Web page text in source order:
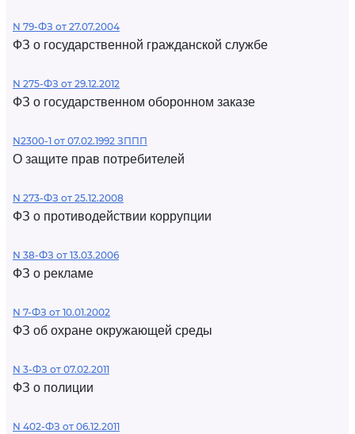
N 79-ФЗ от 27.07.2004
ФЗ о государственной гражданской службе
N 275-ФЗ от 29.12.2012
ФЗ о государственном оборонном заказе
N2300-1 от 07.02.1992 ЗППП
О защите прав потребителей
N 273-ФЗ от 25.12.2008
ФЗ о противодействии коррупции
N 38-ФЗ от 13.03.2006
ФЗ о рекламе
N 7-ФЗ от 10.01.2002
ФЗ об охране окружающей среды
N 3-ФЗ от 07.02.2011
ФЗ о полиции
N 402-ФЗ от 06.12.2011